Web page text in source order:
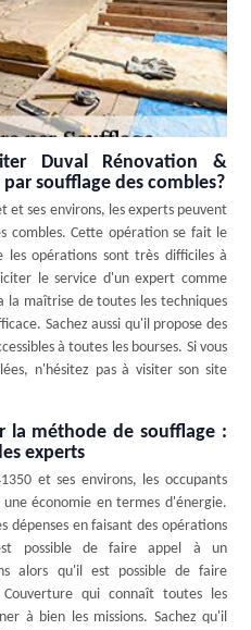
Duval Rénovation &
soufflage des combles?
et ses environs, les experts peuvent
combles. Cette opération se fait le
les opérations sont très difficiles à
le service d'un expert comme
la maîtrise de toutes les techniques
Sachez aussi qu'il propose des
à toutes les bourses. Si vous
n'hésitez pas à visiter son site
la méthode de soufflage :
experts
et ses environs, les occupants
économie en termes d'énergie.
dépenses en faisant des opérations
possible de faire appel à un
alors qu'il est possible de faire
qui connaît toutes les
à bien les missions. Sachez qu'il